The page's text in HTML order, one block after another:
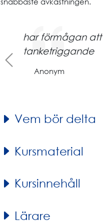
har förmågan
tanketriggande
Anonym
Previous
Vem bör delta
Kursmaterial
Kursinnehåll
Lärare